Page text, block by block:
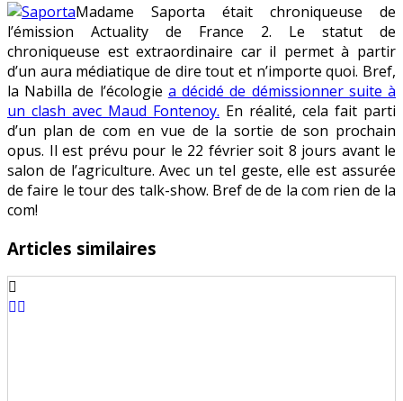
quitte
France
2
?
Madame Saporta était chroniqueuse de
l’émission Actuality de France 2. Le statut de
chroniqueuse est extraordinaire car il permet à partir
d’un aura médiatique de dire tout et n’importe quoi. Bref,
la Nabilla de l’écologie a décidé de démissionner suite à
un clash avec Maud Fontenoy. En réalité, cela fait parti
d’un plan de com en vue de la sortie de son prochain
opus. Il est prévu pour le 22 février soit 8 jours avant le
salon de l’agriculture. Avec un tel geste, elle est assurée
de faire le tour des talk-show. Bref de de la com rien de la
com!
Articles similaires